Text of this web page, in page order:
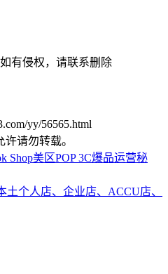
有侵权，请联系删除
yy/56565.html
请勿转载。
Shop美区POP 3C爆品运营秘
土个人店、企业店、ACCU店、